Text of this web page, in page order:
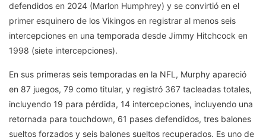
defendidos en 2024 (Marlon Humphrey) y se convirtió en el
primer esquinero de los Vikingos en registrar al menos seis
intercepciones en una temporada desde Jimmy Hitchcock en
1998 (siete intercepciones).
En sus primeras seis temporadas en la NFL, Murphy apareció
en 87 juegos, 79 como titular, y registró 367 tacleadas totales,
incluyendo 19 para pérdida, 14 intercepciones, incluyendo una
retornada para touchdown, 61 pases defendidos, tres balones
sueltos forzados y seis balones sueltos recuperados. Es uno de